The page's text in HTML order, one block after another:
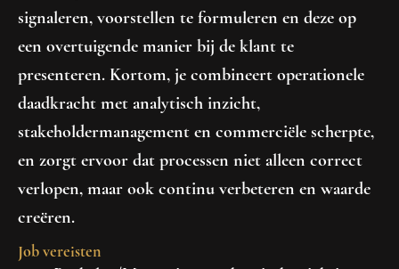
signaleren, voorstellen te formuleren en deze op
een overtuigende manier bij de klant te
presenteren. Kortom, je combineert operationele
daadkracht met analytisch inzicht,
stakeholdermanagement en commerciële scherpte,
en zorgt ervoor dat processen niet alleen correct
verlopen, maar ook continu verbeteren en waarde
creëren.
Job vereisten